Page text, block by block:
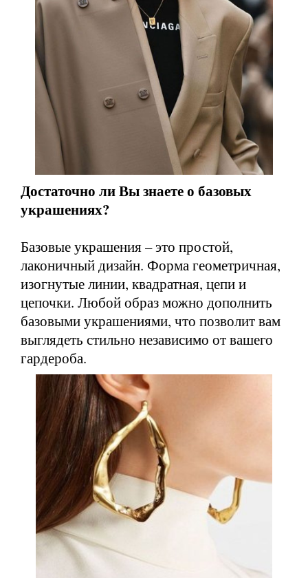
Достаточно ли Вы знаете о базовых
украшениях?
Базовые украшения – это простой,
лаконичный дизайн. Форма геометричная,
изогнутые линии, квадратная, цепи и
цепочки. Любой образ можно дополнить
базовыми украшениями, что позволит вам
выглядеть стильно независимо от вашего
гардероба.